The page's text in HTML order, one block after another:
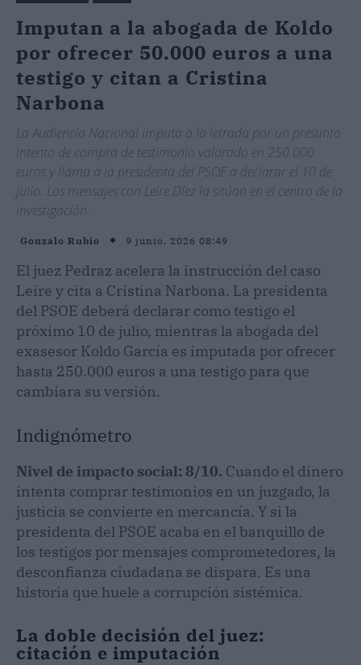
Imputan a la abogada de Koldo
por ofrecer 50.000 euros a una
testigo y citan a Cristina
Narbona
La Audiencia Nacional imputa a la letrada por un presunto
intento de compra de testimonio valorado en 250.000
euros y llama a la presidenta del PSOE a declarar el 10 de
julio. Los mensajes con Leire Díez la sitúan en el centro de la
investigación.
Gonzalo Rubio 9 junio, 2026 08:49
El juez Pedraz acelera la instrucción del caso
Leire y cita a Cristina Narbona. La presidenta
del PSOE deberá declarar como testigo el
próximo 10 de julio, mientras la abogada del
exasesor Koldo García es imputada por ofrecer
hasta 250.000 euros a una testigo para que
cambiara su versión.
Indignómetro
Nivel de impacto social: 8/10. Cuando el dinero
intenta comprar testimonios en un juzgado, la
justicia se convierte en mercancía. Y si la
presidenta del PSOE acaba en el banquillo de
los testigos por mensajes comprometedores, la
desconfianza ciudadana se dispara. Es una
historia que huele a corrupción sistémica.
La doble decisión del juez:
citación e imputación